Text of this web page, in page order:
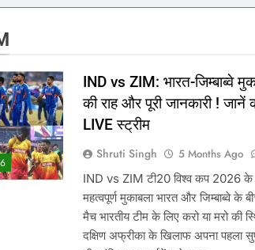
IND vs ZIM: भारत-जिम्बाब्वे
की राह और पूरी जानकारी !
LIVE स्ट्रीम
Shruti Singh 5 Months Ago
IND vs ZIM टी20 विश्व कप 2026
महत्वपूर्ण मुकाबला भारत और जिम्बाब्वे के
मैच भारतीय टीम के लिए करो या मरो की
दक्षिण अफ्रीका के खिलाफ अपना पहला